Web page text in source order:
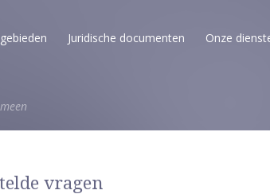
Juridische documenten Onze
vragen